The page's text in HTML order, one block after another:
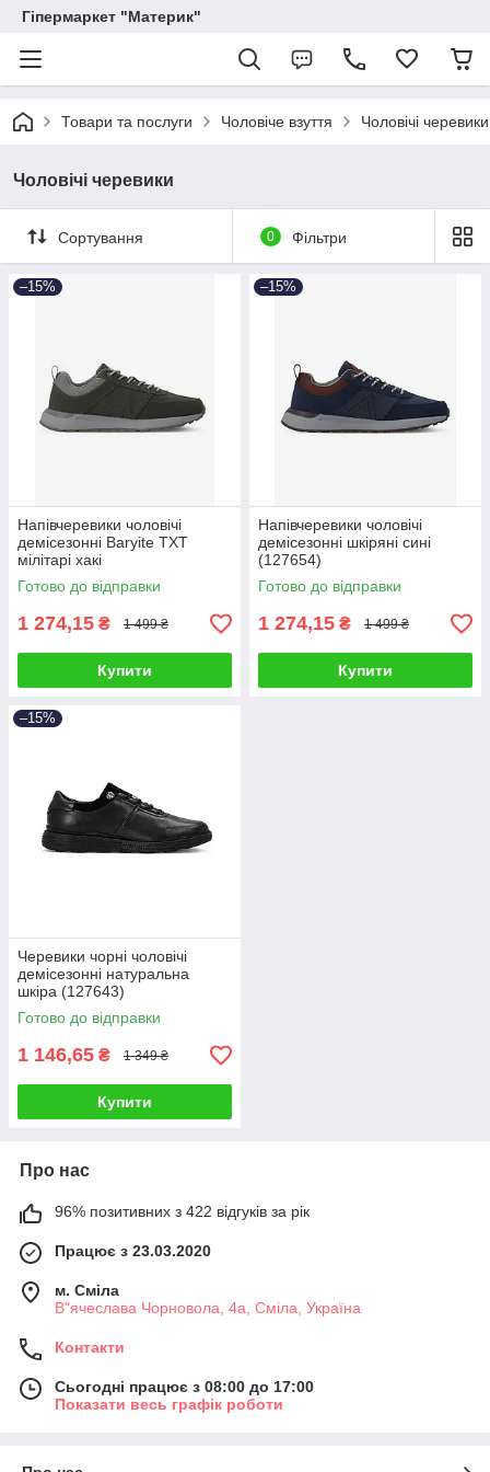
Гіпермаркет "Материк"
Товари та послуги Чоловіче взуття Чоловічі черевики
Чоловічі черевики
Сортування 0 Фільтри
–15%
Напівчеревики чоловічі
демісезонні Baryite TXT
мілітарі хакі
Готово до відправки
1 274,15 ₴ 1 499 ₴
Купити
–15%
Напівчеревики чоловічі
демісезонні шкіряні сині
(127654)
Готово до відправки
1 274,15 ₴ 1 499 ₴
Купити
–15%
Черевики чорні чоловічі
демісезонні натуральна
шкіра (127643)
Готово до відправки
1 146,65 ₴ 1 349 ₴
Купити
Про нас
96% позитивних з 422 відгуків за рік
Працює з 23.03.2020
м. Сміла
В"ячеслава Чорновола, 4а, Сміла, Україна
Контакти
Сьогодні працює з 08:00 до 17:00
Показати весь графік роботи